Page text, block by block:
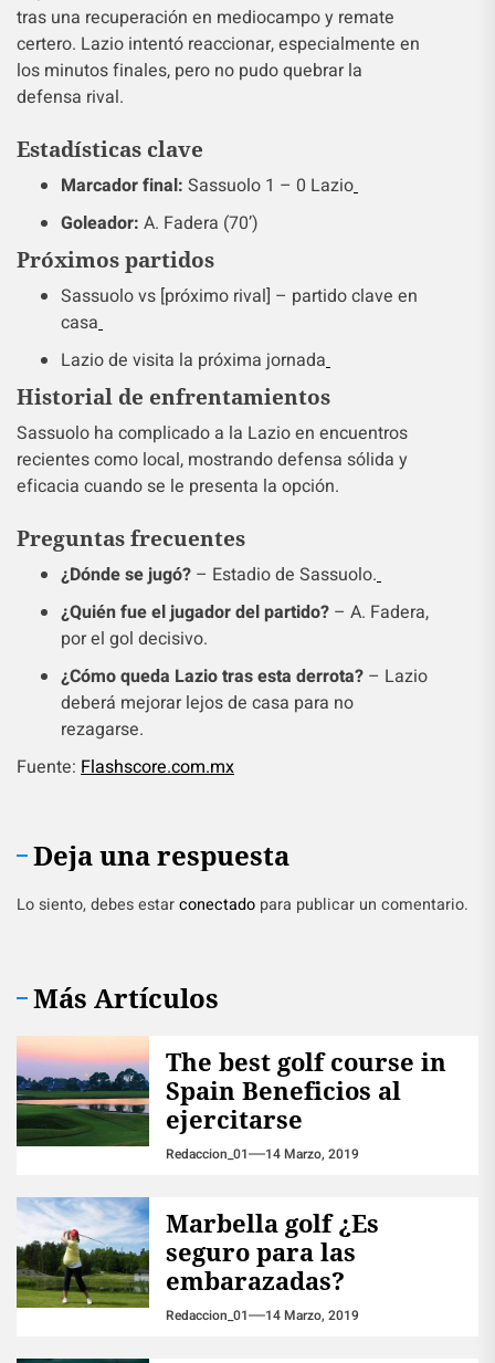
tras una recuperación en mediocampo y remate
certero. Lazio intentó reaccionar, especialmente en
los minutos finales, pero no pudo quebrar la
defensa rival.
Estadísticas clave
Marcador final: Sassuolo 1 – 0 Lazio
Goleador: A. Fadera (70’)
Próximos partidos
Sassuolo vs [próximo rival] – partido clave en
casa
Lazio de visita la próxima jornada
Historial de enfrentamientos
Sassuolo ha complicado a la Lazio en encuentros
recientes como local, mostrando defensa sólida y
eficacia cuando se le presenta la opción.
Preguntas frecuentes
¿Dónde se jugó? – Estadio de Sassuolo.
¿Quién fue el jugador del partido? – A. Fadera,
por el gol decisivo.
¿Cómo queda Lazio tras esta derrota? – Lazio
deberá mejorar lejos de casa para no
rezagarse.
Fuente: Flashscore.com.mx
Deja una respuesta
Lo siento, debes estarconectado para publicar un comentario.
Más Artículos
The best golf course in
Spain Beneficios al
ejercitarse
Redaccion_01 14 Marzo, 2019
Marbella golf ¿Es
seguro para las
embarazadas?
Redaccion_01 14 Marzo, 2019